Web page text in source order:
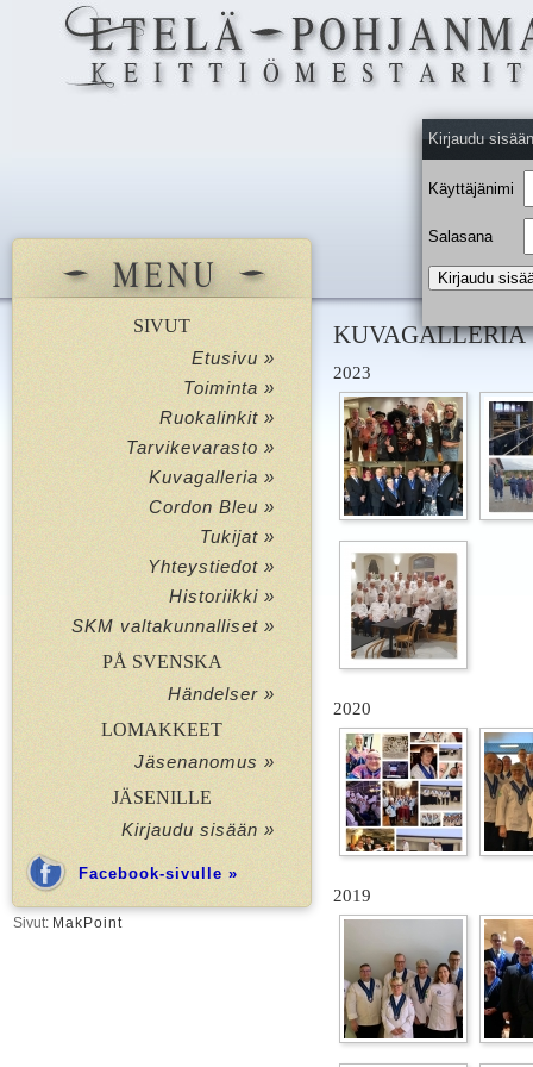
SIVUT
Etusivu »
Toiminta »
Ruokalinkit »
Tarvikevarasto »
Kuvagalleria »
Cordon Bleu »
Tukijat »
Yhteystiedot »
Historiikki »
SKM valtakunnalliset »
PÅ SVENSKA
Händelser »
LOMAKKEET
Jäsenanomus »
JÄSENILLE
Kirjaudu sisään »
Facebook-sivulle »
Sivut: MakPoint
Kirjaudu sisään
Käyttäjänimi
Salasana
KUVAGALLERIA
2023
2020
2019